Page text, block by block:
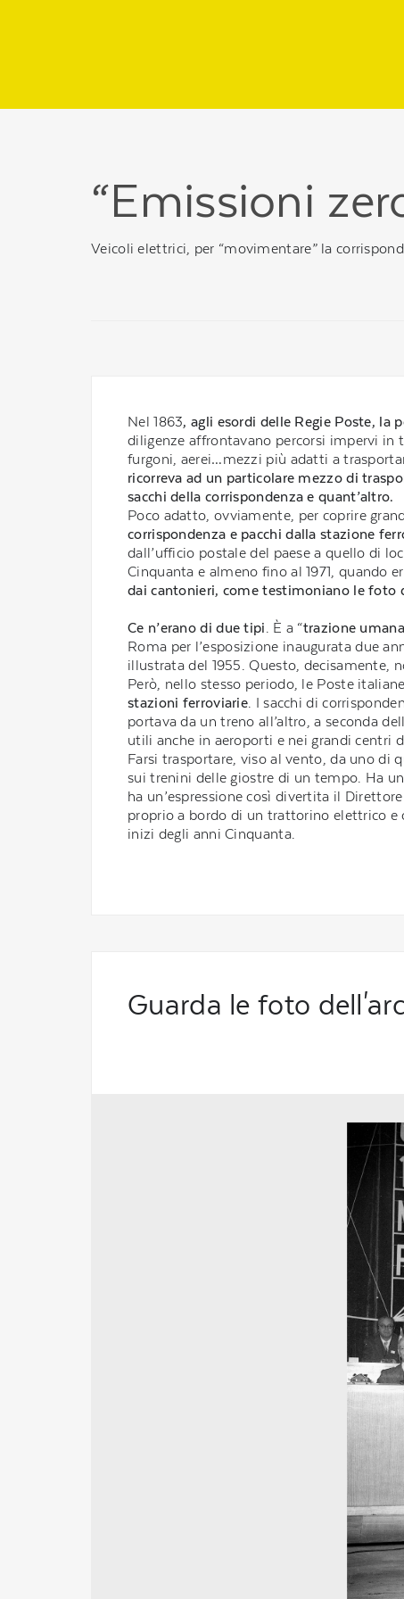
“Emissioni
Veicoli elettrici, per “movimentare” la
Nel 1863, agli esordi delle Regie Poste, la
diligenze affrontavano percorsi impervi in
furgoni, aerei…mezzi più adatti a
ricorreva ad un particolare mezzo di
sacchi della corrispondenza e quant’altro.
Poco adatto, ovviamente, per coprire
corrispondenza e pacchi dalla stazione
dall’ufficio postale del paese a quello di
Cinquanta e almeno fino al 1971, quando
dai cantonieri, come testimoniano le foto
Ce n’erano di due tipi . È a “trazione umana
Roma per l’esposizione inaugurata due
illustrata del 1955. Questo, decisamente,
Però, nello stesso periodo, le Poste
stazioni ferroviarie . I sacchi di
portava da un treno all’altro, a seconda
utili anche in aeroporti e nei grandi centri
Farsi trasportare, viso al vento, da uno di
sui trenini delle giostre di un tempo. Ha
ha un’espressione così divertita il
proprio a bordo di un trattorino elettrico e
inizi degli anni Cinquanta.
Guarda le foto